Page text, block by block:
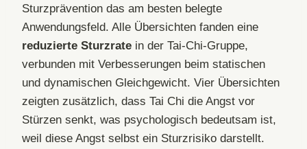
Sturzprävention das am besten belegte
Anwendungsfeld. Alle Übersichten fanden eine
reduzierte Sturzrate in der Tai-Chi-Gruppe,
verbunden mit Verbesserungen beim statischen
und dynamischen Gleichgewicht. Vier Übersichten
zeigten zusätzlich, dass Tai Chi die Angst vor
Stürzen senkt, was psychologisch bedeutsam ist,
weil diese Angst selbst ein Sturzrisiko darstellt.